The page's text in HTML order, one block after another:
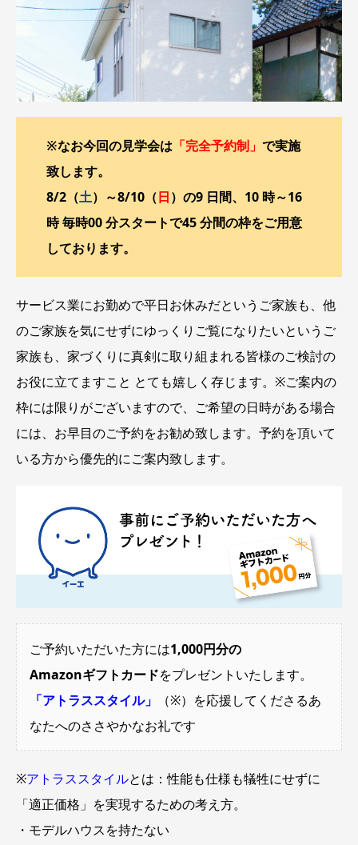
※なお今回の見学会は 「完全予約制」 で実施
致します。
8/2（土）～8/10（日）の9 日間、10 時～16
時 毎時00 分スタートで45 分間の枠をご用意
しております。
サービス業にお勤めで平日お休みだというご家族も、他
のご家族を気にせずにゆっくりご覧になりたいというご
家族も、家づくりに真剣に取り組まれる皆様のご検討の
お役に立てますこと とても嬉しく存じます。※ご案内の
枠には限りがございますので、ご希望の日時がある場合
には、お早目のご予約をお勧め致します。予約を頂いて
いる方から優先的にご案内致します。
ご予約いただいた方には1,000円分の
Amazonギフトカードをプレゼントいたします。
「アトラススタイル」
（※）を応援してくださるあ
なたへのささやかなお礼です
※アトラススタイルとは：性能も仕様も犠牲にせずに
「適正価格」を実現するための考え方。
・モデルハウスを持たない